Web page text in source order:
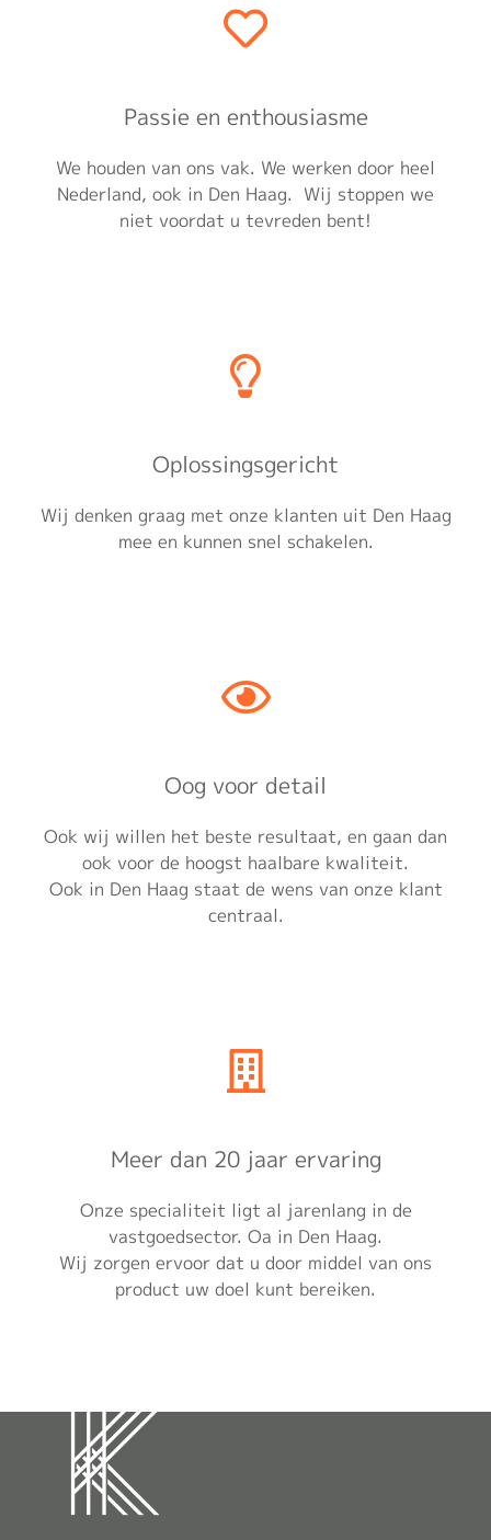
Passie en enthousiasme
We houden van ons vak. We werken door heel
Nederland, ook in Den Haag. Wij stoppen we
niet voordat u tevreden bent!
Oplossingsgericht
Wij denken graag met onze klanten uit Den Haag
mee en kunnen snel schakelen.
Oog voor detail
Ook wij willen het beste resultaat, en gaan dan
ook voor de hoogst haalbare kwaliteit.
Ook in Den Haag staat de wens van onze klant
centraal.
Meer dan 20 jaar ervaring
Onze specialiteit ligt al jarenlang in de
vastgoedsector. Oa in Den Haag.
Wij zorgen ervoor dat u door middel van ons
product uw doel kunt bereiken.